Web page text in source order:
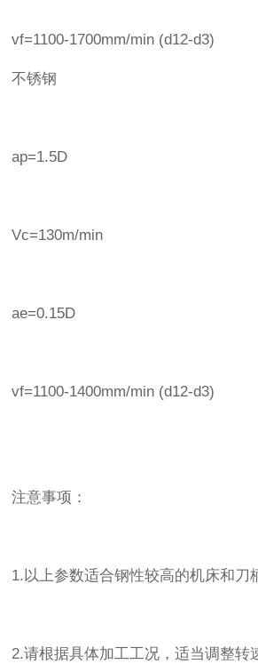
vf=1100-1700mm/min (d12-d3)
不锈钢
ap=1.5D
Vc=130m/min
ae=0.15D
vf=1100-1400mm/min (d12-d3)
注意事项：
1.以上参数适合钢性较高的机床和刀
2.请根据具体加工工况，适当调整转